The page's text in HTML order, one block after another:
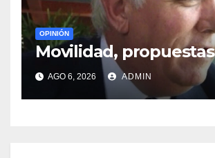
OPINIÓN
Movilidad, propuestas
AGO 6, 2026 ADMIN